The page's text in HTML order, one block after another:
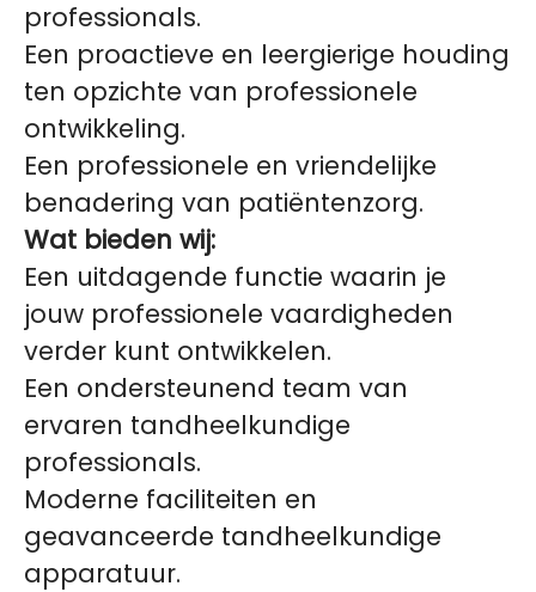
professionals.
Een proactieve en leergierige houding
ten opzichte van professionele
ontwikkeling.
Een professionele en vriendelijke
benadering van patiëntenzorg.
Wat bieden wij:
Een uitdagende functie waarin je
jouw professionele vaardigheden
verder kunt ontwikkelen.
Een ondersteunend team van
ervaren tandheelkundige
professionals.
Moderne faciliteiten en
geavanceerde tandheelkundige
apparatuur.